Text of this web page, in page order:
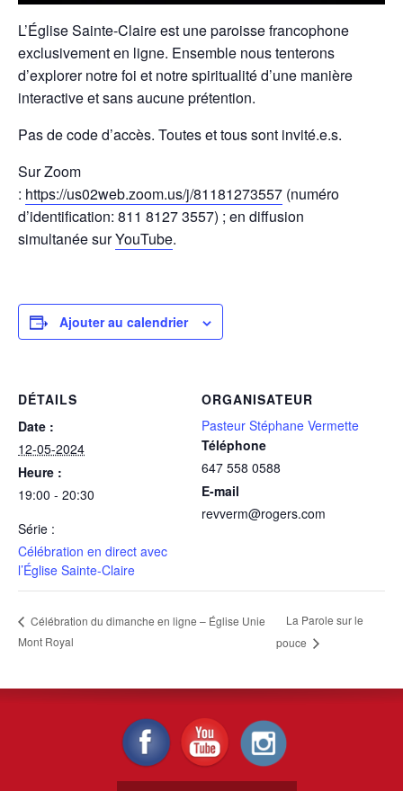
L’Église Sainte-Claire est une paroisse francophone
exclusivement en ligne. Ensemble nous tenterons
d’explorer notre foi et notre spiritualité d’une manière
interactive et sans aucune prétention.
Pas de code d’accès. Toutes et tous sont invité.e.s.
Sur Zoom
: https://us02web.zoom.us/j/81181273557 (numéro
d’identification: 811 8127 3557) ; en diffusion
simultanée surYouTube.
Ajouter au calendrier
DÉTAILS
Date :
12-05-2024
Heure :
19:00 - 20:30
Série :
Célébration en direct avec
l’Église Sainte-Claire
ORGANISATEUR
Pasteur Stéphane Vermette
Téléphone
647 558 0588
E-mail
revverm@rogers.com
Célébration du dimanche en ligne – Église Unie
Mont Royal
La Parole sur le
pouce